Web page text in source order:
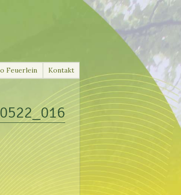
Feuerlein Kontakt